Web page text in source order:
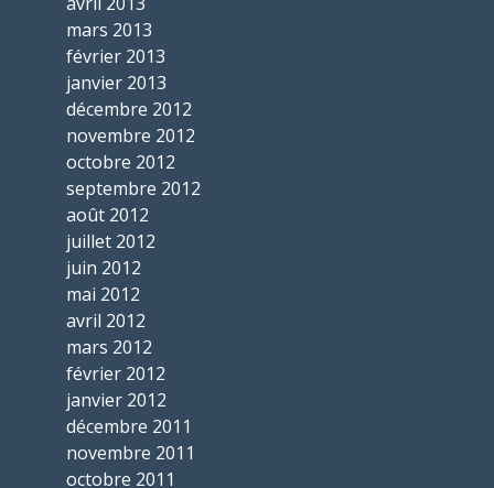
mars 2013
février 2013
janvier 2013
décembre 2012
novembre 2012
octobre 2012
septembre 2012
août 2012
juillet 2012
juin 2012
mai 2012
avril 2012
mars 2012
février 2012
janvier 2012
décembre 2011
novembre 2011
octobre 2011